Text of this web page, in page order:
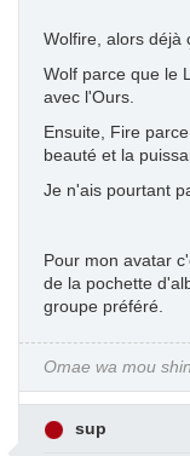
Wolfire, alors déjà
Wolf parce que le
avec l'Ours.
Ensuite, Fire
beauté et la
Je n'ais pourtant
Pour mon avatar
de la pochette
groupe préféré.
Omae wa mou
sup